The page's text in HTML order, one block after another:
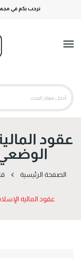
نرحب بكم في
عقود
الوضعي
الصفحة الرئيسية
عقود المالية